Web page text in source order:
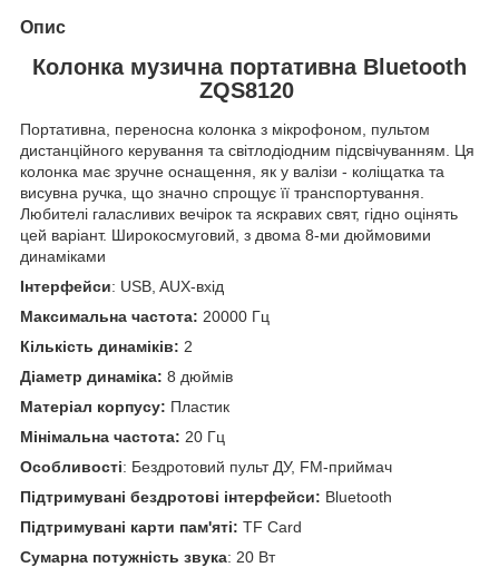
Опис
Колонка музична портативна Bluetooth
ZQS8120
Портативна, переносна колонка з мікрофоном, пультом
дистанційного керування та світлодіодним підсвічуванням. Ця
колонка має зручне оснащення, як у валізи - коліщатка та
висувна ручка, що значно спрощує її транспортування.
Любителі галасливих вечірок та яскравих свят, гідно оцінять
цей варіант. Широкосмуговий, з двома 8-ми дюймовими
динаміками
Інтерфейси: USB, AUX-вхід
Максимальна частота: 20000 Гц
Кількість динаміків: 2
Діаметр динаміка: 8 дюймів
Матеріал корпусу: Пластик
Мінімальна частота: 20 Гц
Особливості: Бездротовий пульт ДУ, FM-приймач
Підтримувані бездротові інтерфейси: Bluetooth
Підтримувані карти пам'яті: TF Card
Сумарна потужність звука: 20 Вт